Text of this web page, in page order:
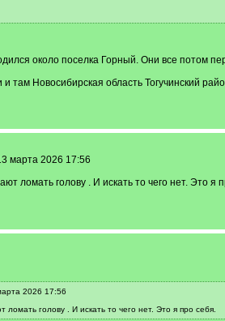
около поселка Горный. Они все потом
Новосибирская область Тогучинский
марта 2026 17:56
ломать голову . И искать то чего нет. Это я
2026 17:56
голову . И искать то чего нет. Это я про себя.